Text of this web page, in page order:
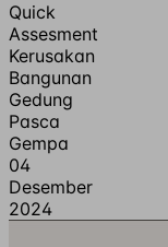
Quick
Assesment
Kerusakan
Bangunan
Gedung
Pasca
Gempa
04
Desember
2024